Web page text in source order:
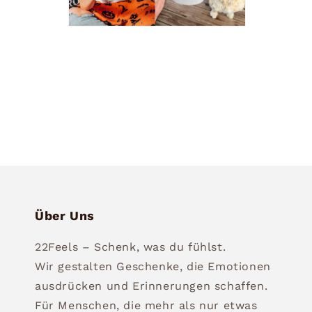
Über Uns
22Feels – Schenk, was du fühlst.
Wir gestalten Geschenke, die Emotionen
ausdrücken und Erinnerungen schaffen.
Für Menschen, die mehr als nur etwas